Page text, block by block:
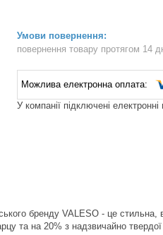
повернення товару протягом 14
У компанії підключені
бренду VALESO - це
та на 20% з надзвичайно